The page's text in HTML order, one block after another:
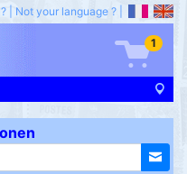
Not your language ?
1